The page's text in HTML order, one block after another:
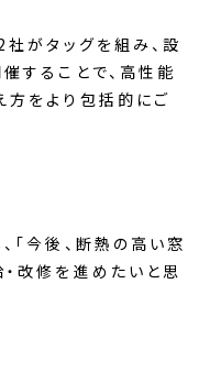
がタッグを組み、設
することで、高性能
方をより包括的にご
「今後、断熱の高い窓
改修を進めたいと思